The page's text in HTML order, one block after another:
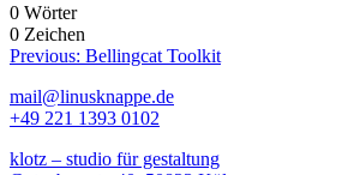
0 Wörter
0 Zeichen
Beitragsnavigation
Previous: Bellingcat Toolkit
mail@linusknappe.de
+49 221 1393 0102
klotz – studio für gestaltung